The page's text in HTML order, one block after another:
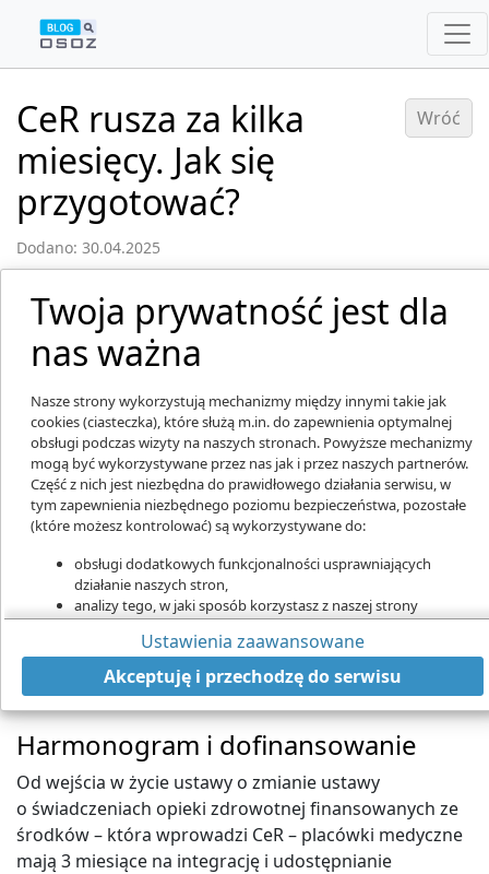
CeR rusza za kilka
miesięcy. Jak się
przygotować?
Dodano: 30.04.2025
Wróć
W 2025 r. CeR obejmie świadczenia realizowane w ramach kardiologii,
programu profilaktyki raka szyjki macicy oraz programu profilaktyki raka
piersi
Wszystko, co już wiemy na temat wdrożenia
Centralnej e-Rejestracji z projektu ustawy oraz
odpowiedzi Centrum e-Zdrowia na pytania
dostawców oprogramowania.
Harmonogram i dofinansowanie
Od wejścia w życie ustawy o zmianie ustawy
o świadczeniach opieki zdrowotnej finansowanych ze
środków – która wprowadzi CeR – placówki medyczne
mają 3 miesiące na integrację i udostępnianie
Twoja prywatność jest dla
nas ważna
Nasze strony wykorzystują mechanizmy między innymi takie jak
cookies (ciasteczka), które służą m.in. do zapewnienia optymalnej
obsługi podczas wizyty na naszych stronach. Powyższe mechanizmy
mogą być wykorzystywane przez nas jak i przez naszych partnerów.
Część z nich jest niezbędna do prawidłowego działania serwisu, w
tym zapewnienia niezbędnego poziomu bezpieczeństwa, pozostałe
(które możesz kontrolować) są wykorzystywane do:
obsługi dodatkowych funkcjonalności usprawniających
działanie naszych stron,
analizy tego, w jaki sposób korzystasz z naszej strony
marketingu bezpośredniego,
udostępniania funkcji mediów społecznościowych.
Kliknij „Akceptuję i przechodzę do strony”, aby wyrazić zgodę
na przetwarzanie przez nas i naszych partnerów Twoich
danych w powyższych celach.
Pamiętaj, że wyrażenie zgody jest dobrowolne, a wyrażoną zgodę
możesz w każdej chwili cofnąć, możesz też wycofać zgodę na
przetwarzanie Twoich danych tylko w niektórych celach. Jeżeli
chcesz dowiedzieć się więcej lub chcesz przeprowadzić konfigurację
szczegółową - możesz tego dokonać za pomocą „Ustawień
zaawansowanych”.
Ustawienia zaawansowane
Akceptuję i przechodzę do serwisu